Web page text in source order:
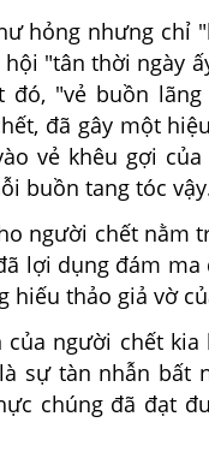
hỏng nhưng chỉ
"tân thời ngày
"vẻ buồn
đã gây một
vẻ khêu gợi của
buồn tang tóc
người chết nằm
lợi dụng đám ma
hiếu thảo giả vờ
người chết kia
sự tàn nhẫn bất
chúng đã đạt